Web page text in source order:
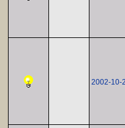
2002-10-